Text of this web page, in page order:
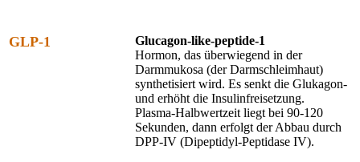
GLP-1
Glucagon-like-peptide-1
Hormon, das überwiegend in der
Darmmukosa (der Darmschleimhaut)
synthetisiert wird. Es senkt die Glukagon-
und erhöht die Insulinfreisetzung.
Plasma-Halbwertzeit liegt bei 90-120
Sekunden, dann erfolgt der Abbau durch
DPP-IV (Dipeptidyl-Peptidase IV).